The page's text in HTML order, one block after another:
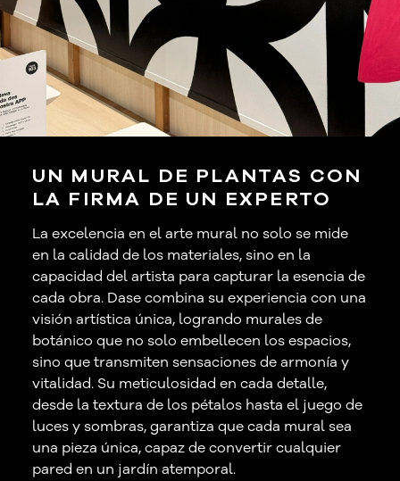
UN MURAL DE PLANTAS CON
LA FIRMA DE UN EXPERTO
La excelencia en el arte mural no solo se mide
en la calidad de los materiales, sino en la
capacidad del artista para capturar la esencia de
cada obra. Dase combina su experiencia con una
visión artística única, logrando murales de
botánico que no solo embellecen los espacios,
sino que transmiten sensaciones de armonía y
vitalidad. Su meticulosidad en cada detalle,
desde la textura de los pétalos hasta el juego de
luces y sombras, garantiza que cada mural sea
una pieza única, capaz de convertir cualquier
pared en un jardín atemporal.